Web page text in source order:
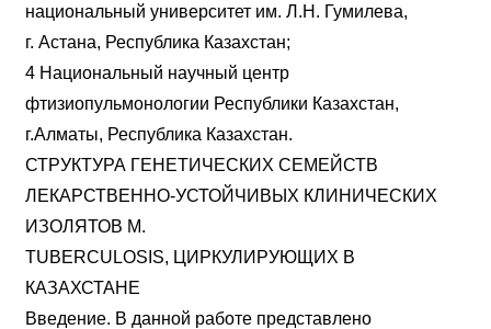
национальный университет им. Л.Н. Гумилева,
г. Астана, Республика Казахстан;
4 Национальный научный центр
фтизиопульмонологии Республики Казахстан,
г.Алматы, Республика Казахстан.
СТРУКТУРА ГЕНЕТИЧЕСКИХ СЕМЕЙСТВ
ЛЕКАРСТВЕННО-УСТОЙЧИВЫХ КЛИНИЧЕСКИХ
ИЗОЛЯТОВ M.
TUBERCULOSIS, ЦИРКУЛИРУЮЩИХ В
КАЗАХСТАНЕ
Введение. В данной работе представлено